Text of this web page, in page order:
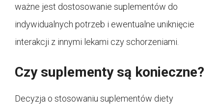
ważne jest dostosowanie suplementów do
indywidualnych potrzeb i ewentualne uniknięcie
interakcji z innymi lekami czy schorzeniami.
Czy suplementy są konieczne?
Decyzja o stosowaniu suplementów diety